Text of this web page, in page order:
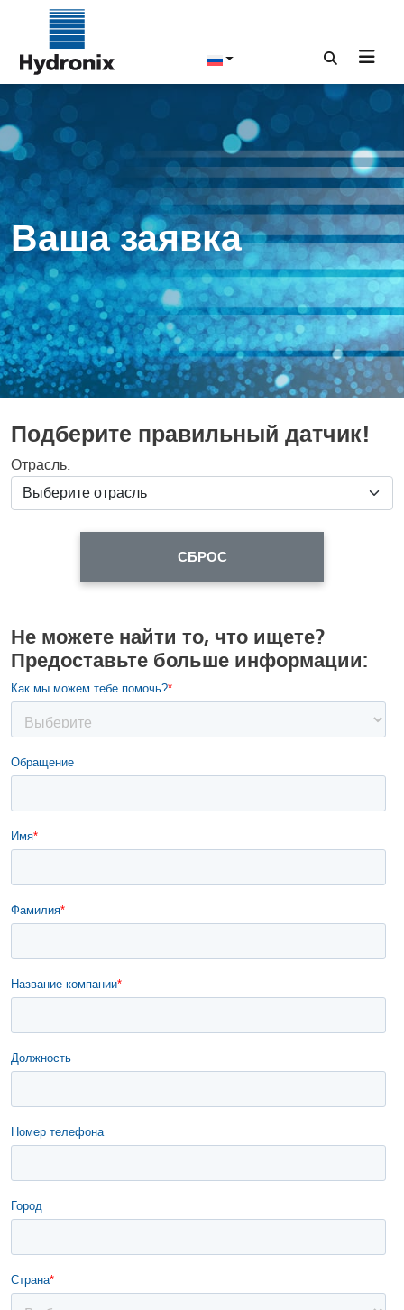
Ваша заявка
Подберите правильный датчик!
Отрасль:
СБРОС
Не можете найти то, что ищете?
Предоставьте больше информации: